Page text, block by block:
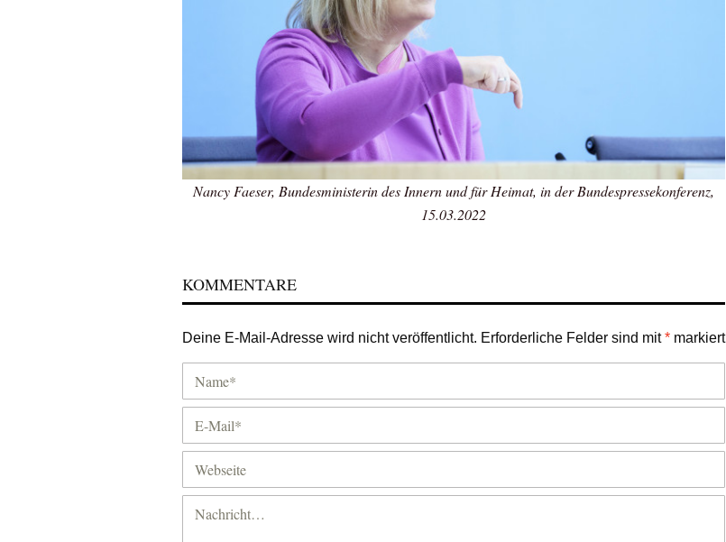
Nancy Faeser, Bundesministerin des Innern und für Heimat, in der Bundespressekonferenz,
15.03.2022
KOMMENTARE
Deine E-Mail-Adresse wird nicht veröffentlicht. Erforderliche Felder sind mit* markiert